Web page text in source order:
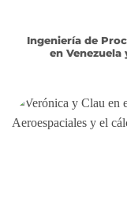
Ingeniería de
en Venezuela